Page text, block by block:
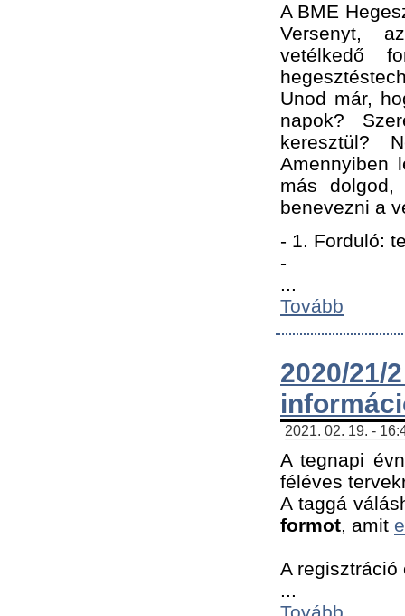
A BME
Versenyt,
vetélkedő
Unod már,
napok?
keresztül?
Amennyiben
más
benevezni a
- 1. Forduló:
-
...
Tovább
2020/
2021. 02. 19. -
A tegnapi
féléves
A taggá
formot, amit
A
...